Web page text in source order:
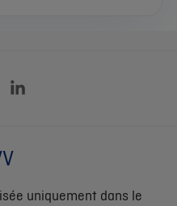
uniquement dans le